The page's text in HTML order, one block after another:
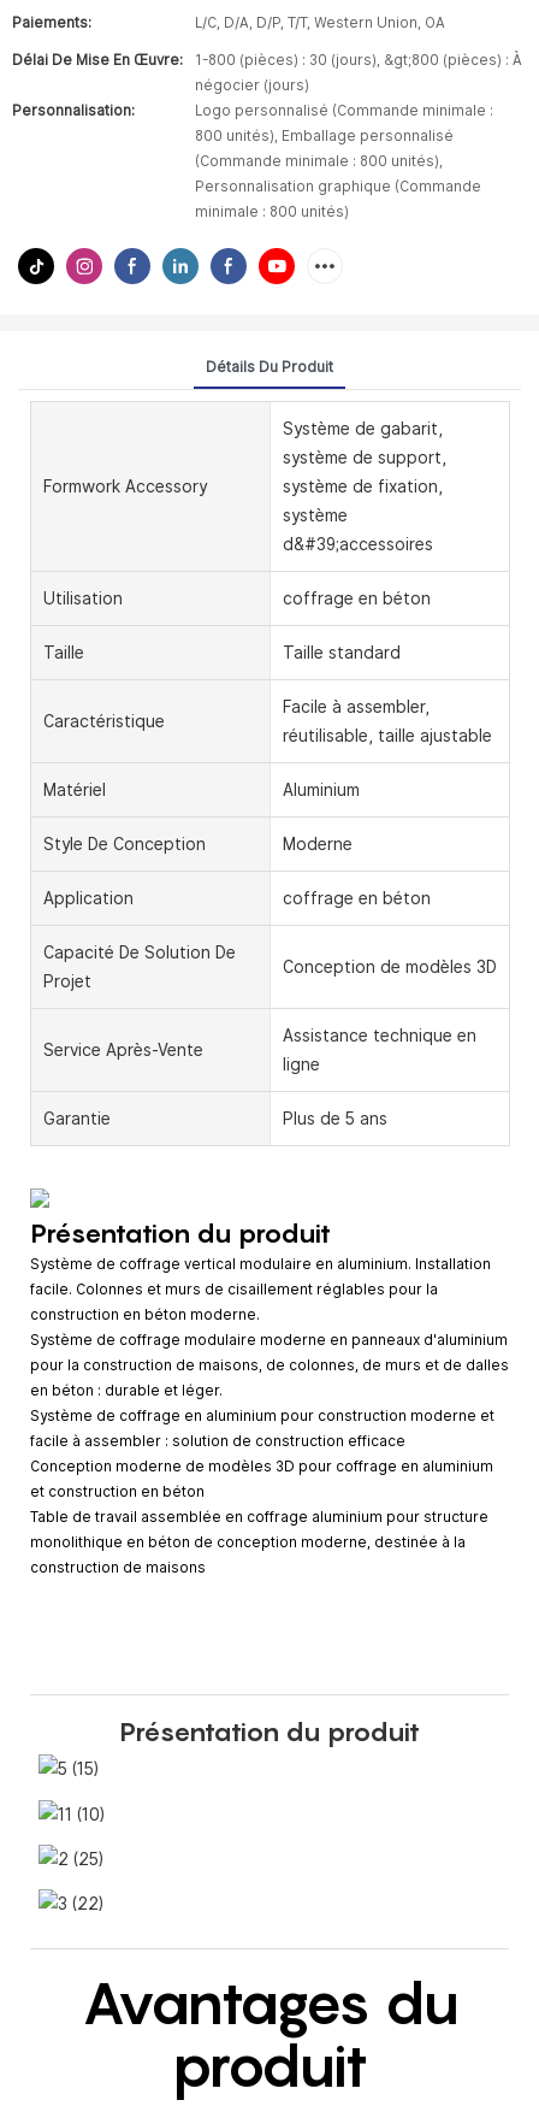
Paiements: L/C, D/A, D/P, T/T, Western Union, OA
Délai De Mise En Œuvre:
1-800 (pièces) : 30 (jours), &gt;800 (pièces) : À
négocier (jours)
Personnalisation:
Logo personnalisé (Commande minimale :
800 unités), Emballage personnalisé
(Commande minimale : 800 unités),
Personnalisation graphique (Commande
minimale : 800 unités)
Détails Du Produit
Formwork Accessory
Système de gabarit,
système de support,
système de fixation,
système
d&#39;accessoires
Utilisation coffrage en béton
Taille Taille standard
Caractéristique
Facile à assembler,
réutilisable, taille ajustable
Matériel Aluminium
Style De Conception Moderne
Application coffrage en béton
Capacité De Solution De
Projet
Conception de modèles 3D
Service Après-Vente
Assistance technique en
ligne
Garantie Plus de 5 ans
Présentation du produit
Système de coffrage vertical modulaire en aluminium. Installation
facile. Colonnes et murs de cisaillement réglables pour la
construction en béton moderne.
Système de coffrage modulaire moderne en panneaux d'aluminium
pour la construction de maisons, de colonnes, de murs et de dalles
en béton : durable et léger.
Système de coffrage en aluminium pour construction moderne et
facile à assembler : solution de construction efficace
Conception moderne de modèles 3D pour coffrage en aluminium
et construction en béton
Table de travail assemblée en coffrage aluminium pour structure
monolithique en béton de conception moderne, destinée à la
construction de maisons
Présentation du produit
Avantages du
produit